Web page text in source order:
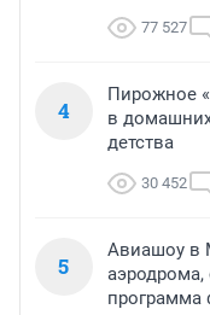
77 527
4
Пирожное
в
детства
30 452
5
Авиашоу в
аэродрома,
программа